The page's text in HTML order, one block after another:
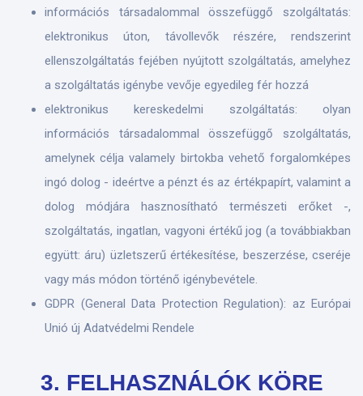
információs társadalommal összefüggő szolgáltatás:
elektronikus úton, távollevők részére, rendszerint
ellenszolgáltatás fejében nyújtott szolgáltatás, amelyhez
a szolgáltatás igénybe vevője egyedileg fér hozzá
elektronikus kereskedelmi szolgáltatás: olyan
információs társadalommal összefüggő szolgáltatás,
amelynek célja valamely birtokba vehető forgalomképes
ingó dolog - ideértve a pénzt és az értékpapírt, valamint a
dolog módjára hasznosítható természeti erőket -,
szolgáltatás, ingatlan, vagyoni értékű jog (a továbbiakban
együtt: áru) üzletszerű értékesítése, beszerzése, cseréje
vagy más módon történő igénybevétele.
GDPR (General Data Protection Regulation): az Európai
Unió új Adatvédelmi Rendele
3. FELHASZNÁLÓK KÖRE